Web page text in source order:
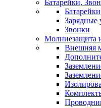
Батарейки,
Батарейки
Зарядные
Звонки
Молниезащита
Внешняя